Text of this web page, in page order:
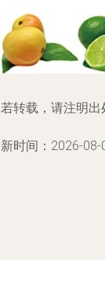
转载，请注明
时间：2026-08-